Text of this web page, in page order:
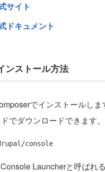
サイト
ドキュメント
ンストール方法
でインストールし
でダウンロードできます。
Launcherと呼ばれ